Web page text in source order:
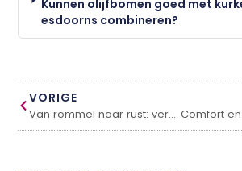
Kunnen olijfbomen goed met
esdoorns combineren?
VORIGE
Van rommel naar rust: verhuizen met slimme verhuisdozen